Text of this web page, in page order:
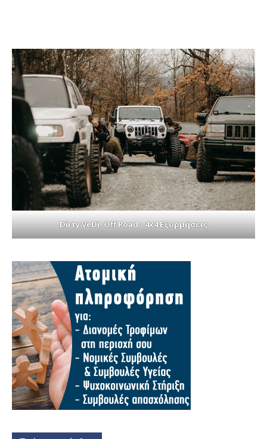
Dirty VeDi, Off Road - 4x4 Εξορμήσεις